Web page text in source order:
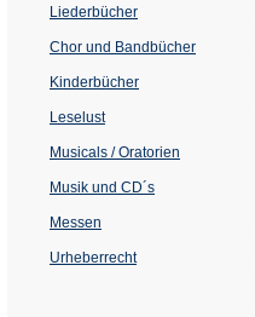
Liederbücher
Chor und Bandbücher
Kinderbücher
Leselust
Musicals / Oratorien
Musik und CD´s
Messen
Urheberrecht